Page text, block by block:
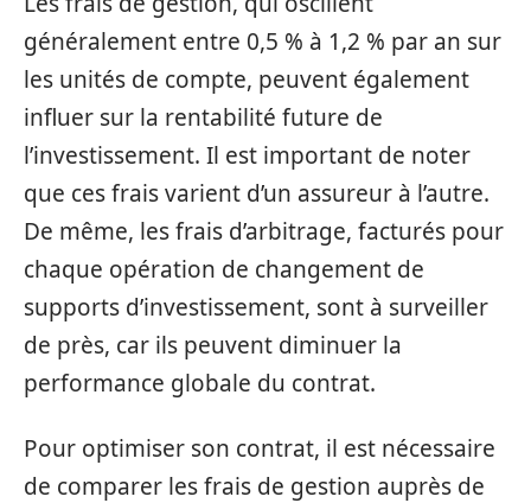
généralement entre 0,5 % à 1,2 % par an sur
les unités de compte, peuvent également
influer sur la rentabilité future de
l’investissement. Il est important de noter
que ces frais varient d’un assureur à l’autre.
De même, les frais d’arbitrage, facturés pour
chaque opération de changement de
supports d’investissement, sont à surveiller
de près, car ils peuvent diminuer la
performance globale du contrat.
Pour optimiser son contrat, il est nécessaire
de comparer les frais de gestion auprès de